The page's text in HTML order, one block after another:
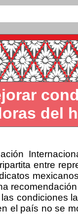
del
entre
condiciones
el país no se